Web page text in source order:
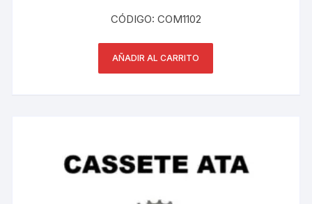
CÓDIGO: COM1102
AÑADIR AL CARRITO